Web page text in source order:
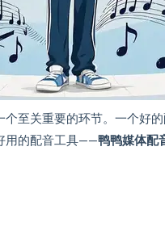
至关重要的环节。一个好
用的配音工具——鸭鸭媒体配